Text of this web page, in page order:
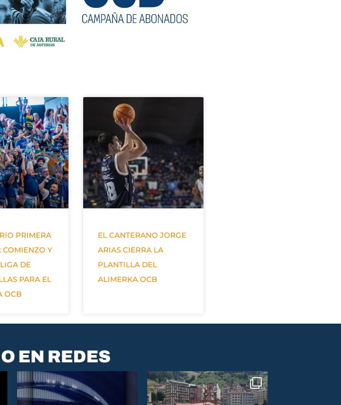
PRIMERA
COMIENZO Y
DE
PARA EL
OCB
EL CANTERANO JORGE
ARIAS CIERRA LA
PLANTILLA DEL
ALIMERKA OCB
EN REDES